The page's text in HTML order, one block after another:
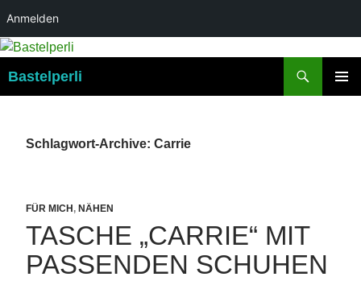
Anmelden
Bastelperli
Schlagwort-Archive: Carrie
FÜR MICH,NÄHEN
TASCHE „CARRIE“ MIT
PASSENDEN SCHUHEN